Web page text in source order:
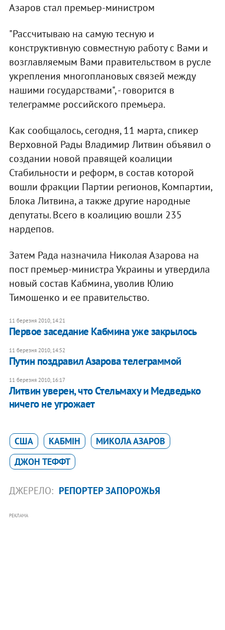
Азаров стал премьер-министром
"Рассчитываю на самую тесную и
конструктивную совместную работу с Вами и
возглавляемым Вами правительством в русле
укрепления многоплановых связей между
нашими государствами", - говорится в
телеграмме российского премьера.
Как сообщалось, сегодня, 11 марта, спикер
Верховной Рады Владимир Литвин объявил о
создании новой правящей коалиции
Стабильности и реформ, в состав которой
вошли фракции Партии регионов, Компартии,
Блока Литвина, а также другие народные
депутаты. Всего в коалицию вошли 235
нардепов.
Затем Рада назначила Николая Азарова на
пост премьер-министра Украины и утвердила
новый состав Кабмина, уволив Юлию
Тимошенко и ее правительство.
11 березня 2010, 14:21
Первое заседание Кабмина уже закрылось
11 березня 2010, 14:52
Путин поздравил Азарова телеграммой
11 березня 2010, 16:17
Литвин уверен, что Стельмаху и Медведько
ничего не угрожает
США КАБМІН
МИКОЛА АЗАРОВ
ДЖОН ТЕФФТ
ДЖЕРЕЛО: РЕПОРТЕР ЗАПОРОЖЬЯ
РЕКЛАМА